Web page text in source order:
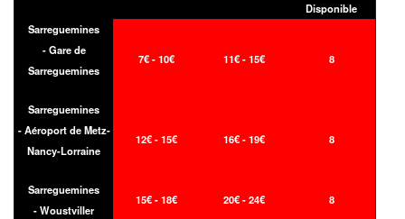
Disponible
Sarreguemines
- Gare de
Sarreguemines
7€ - 10€ 11€ - 15€ 8
Sarreguemines
- Aéroport de Metz-
Nancy-Lorraine
12€ - 15€ 16€ - 19€ 8
Sarreguemines
- Woustviller
15€ - 18€ 20€ - 24€ 8